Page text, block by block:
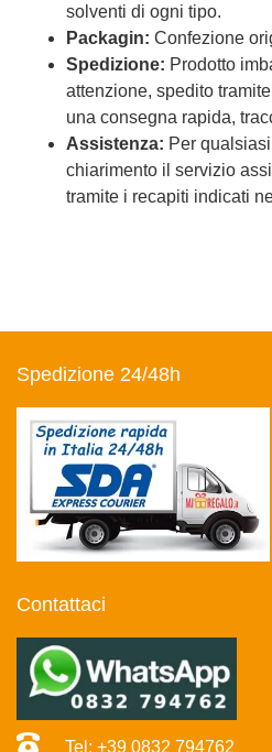
solventi di ogni tipo.
Packagin: Confezione
Spedizione: Prodotto
attenzione, spedito
una consegna rapida,
Assistenza: Per
chiarimento il servizio
tramite i recapiti indicati
Spedizione 24/48h
Contattaci
Tel: +39 0832 794762